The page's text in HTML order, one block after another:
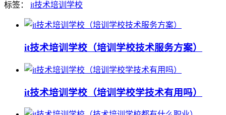
标签： it技术培训学校
it技术培训学校（培训学校技术服务方案）
it技术培训学校（培训学校学技术有用吗）